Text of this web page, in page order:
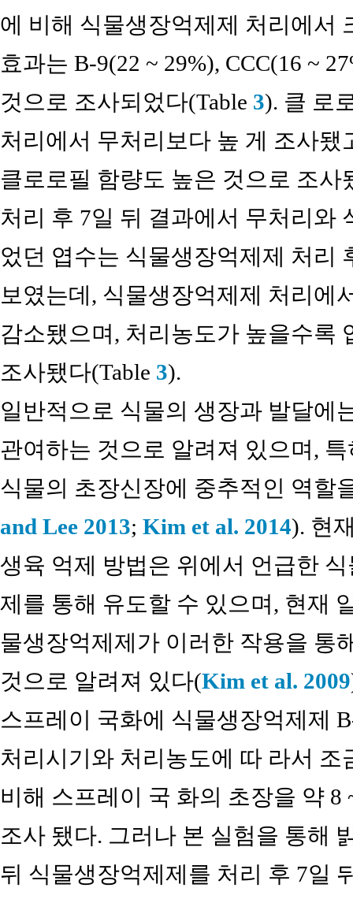
에 비해 식물생장억제제 처리에서
효과는 B-9(22 ~ 29%), CCC(16 ~
것으로 조사되었다(Table 3). 클 로
처리에서 무처리보다 높 게 조사됐
클로로필 함량도 높은 것으로 조사
처리 후 7일 뒤 결과에서 무처리와
었던 엽수는 식물생장억제제 처리
보였는데, 식물생장억제제 처리에
감소됐으며, 처리농도가 높을수록
조사됐다(Table 3).
일반적으로 식물의 생장과 발달에
관여하는 것으로 알려져 있으며,
식물의 초장신장에 중추적인 역할
and Lee 2013; Kim et al. 2014). 현
생육 억제 방법은 위에서 언급한
제를 통해 유도할 수 있으며, 현재
물생장억제제가 이러한 작용을 통
것으로 알려져 있다(Kim et al. 2009
스프레이 국화에 식물생장억제제
처리시기와 처리농도에 따 라서
비해 스프레이 국 화의 초장을 약
조사 됐다. 그러나 본 실험을 통해
뒤 식물생장억제제를 처리 후 7일